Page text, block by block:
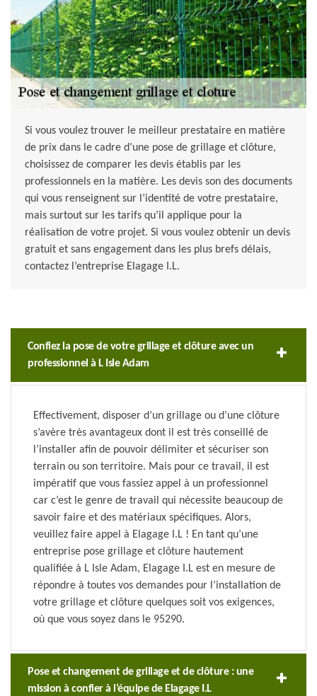
Si vous voulez trouver le meilleur prestataire en matière
de prix dans le cadre d’une pose de grillage et clôture,
choisissez de comparer les devis établis par les
professionnels en la matière. Les devis son des documents
qui vous renseignent sur l’identité de votre prestataire,
mais surtout sur les tarifs qu’il applique pour la
réalisation de votre projet. Si vous voulez obtenir un devis
gratuit et sans engagement dans les plus brefs délais,
contactez l’entreprise Elagage I.L.
Confiez la pose de votre grillage et clôture avec un
professionnel à L Isle Adam
Effectivement, disposer d’un grillage ou d’une clôture
s’avère très avantageux dont il est très conseillé de
l’installer afin de pouvoir délimiter et sécuriser son
terrain ou son territoire. Mais pour ce travail, il est
impératif que vous fassiez appel à un professionnel
car c’est le genre de travail qui nécessite beaucoup de
savoir faire et des matériaux spécifiques. Alors,
veuillez faire appel à Elagage I.L ! En tant qu’une
entreprise pose grillage et clôture hautement
qualifiée à L Isle Adam, Elagage I.L est en mesure de
répondre à toutes vos demandes pour l’installation de
votre grillage et clôture quelques soit vos exigences,
où que vous soyez dans le 95290.
Pose et changement de grillage et de clôture : une
mission à confier à l’équipe de Elagage I.L